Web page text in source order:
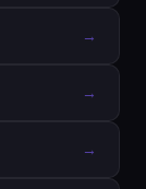
→
→
→